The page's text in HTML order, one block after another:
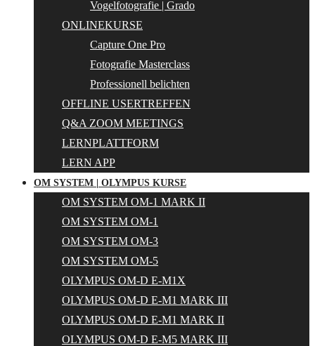
Vogelfotografie | Grado
ONLINEKURSE
Capture One Pro
Fotografie Masterclass
Professionell belichten
OFFLINE USERTREFFEN
Q&A ZOOM MEETINGS
LERNPLATTFORM
LERN APP
OM SYSTEM | OLYMPUS KURSE
OM SYSTEM OM-1 MARK II
OM SYSTEM OM-1
OM SYSTEM OM-3
OM SYSTEM OM-5
OLYMPUS OM-D E-M1X
OLYMPUS OM-D E-M1 MARK III
OLYMPUS OM-D E-M1 MARK II
OLYMPUS OM-D E-M5 MARK III